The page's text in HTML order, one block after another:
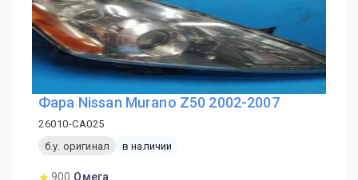
Фара Nissan Murano Z50 2002-2007
26010-CA025
б.у. оригинал
в наличии
900 Омега